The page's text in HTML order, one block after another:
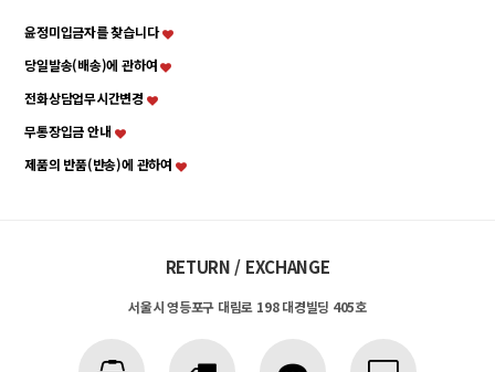
윤정미입금자를 찾습니다
당일발송(배송)에 관하여
전화상담업무시간변경
무통장입금 안내
제품의 반품(반송)에 관하여
RETURN / EXCHANGE
서울시 영등포구 대림로 198 대경빌딩 405호